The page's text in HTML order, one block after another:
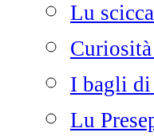
Lu
I bagli di
Lu